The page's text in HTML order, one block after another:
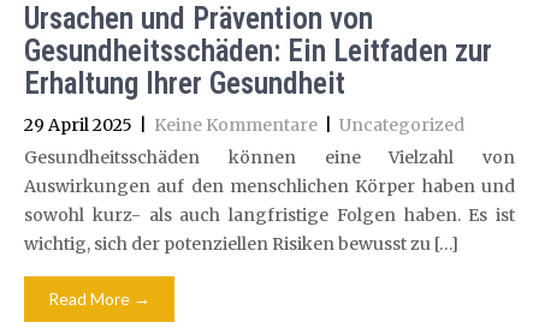
Ursachen und Prävention von
Gesundheitsschäden: Ein Leitfaden zur
Erhaltung Ihrer Gesundheit
29 April 2025 Keine Kommentare
Uncategorized
Gesundheitsschäden können eine Vielzahl von
Auswirkungen auf den menschlichen Körper haben und
sowohl kurz- als auch langfristige Folgen haben. Es ist
wichtig, sich der potenziellen Risiken bewusst zu […]
Read More →